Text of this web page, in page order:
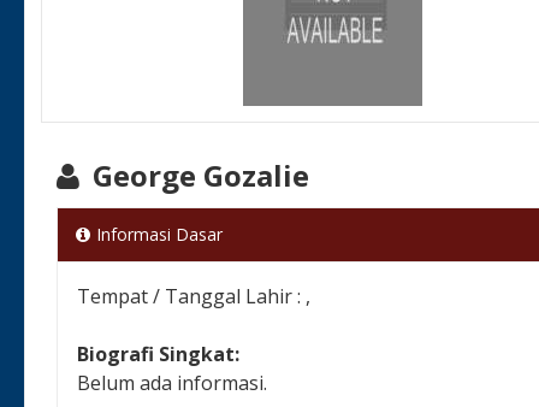
George Gozalie
Informasi Dasar
Tempat / Tanggal Lahir : ,
Biografi Singkat:
Belum ada informasi.